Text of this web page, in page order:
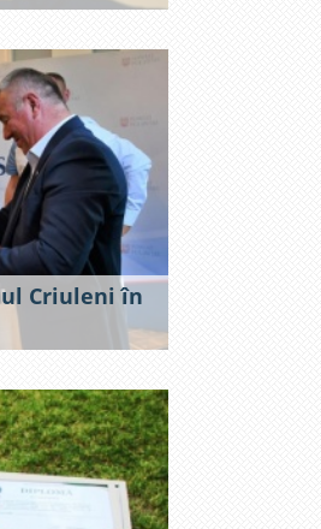
Criuleni în